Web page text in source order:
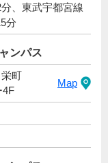
、東武宇都宮線
分
ンパス
町
4F
Map